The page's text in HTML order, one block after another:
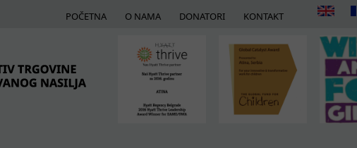
POČETNA O NAMA DONATORI KONTAKT